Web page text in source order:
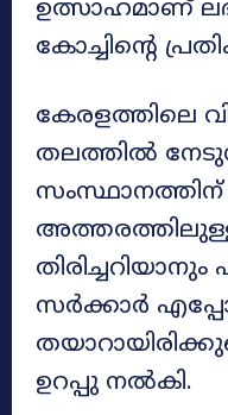
ഉത്സാഹമാണ്
കോച്ചിന്റെ
കേരളത്തിലെ
തലത്തിൽ
സർക്കാർ
ഉറപ്പു നൽകി.